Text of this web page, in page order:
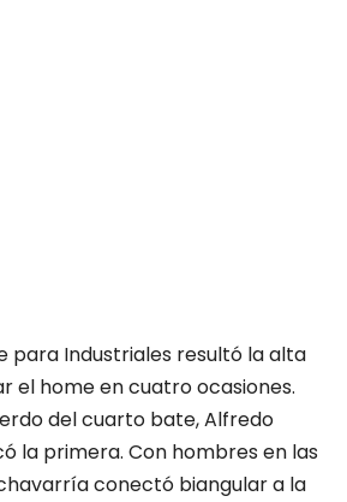
para Industriales resultó la alta
el home en cuatro ocasiones.
del cuarto bate, Alfredo
la primera. Con hombres en las
conectó biangular a la